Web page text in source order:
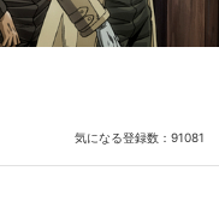
気になる登録数： 91081